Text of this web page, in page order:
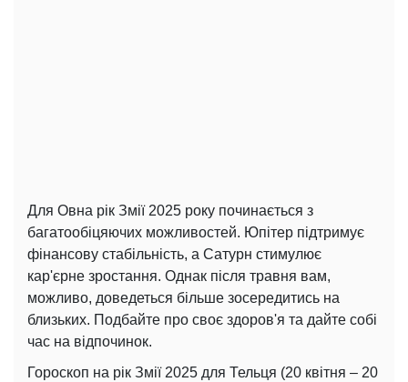
Для Овна рік Змії 2025 року починається з
багатообіцяючих можливостей. Юпітер підтримує
фінансову стабільність, а Сатурн стимулює
кар'єрне зростання. Однак після травня вам,
можливо, доведеться більше зосередитись на
близьких. Подбайте про своє здоров'я та дайте собі
час на відпочинок.
Гороскоп на рік Змії 2025 для Тельця (20 квітня – 20